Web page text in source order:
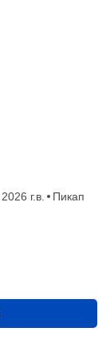
2026 г.в. Пикап